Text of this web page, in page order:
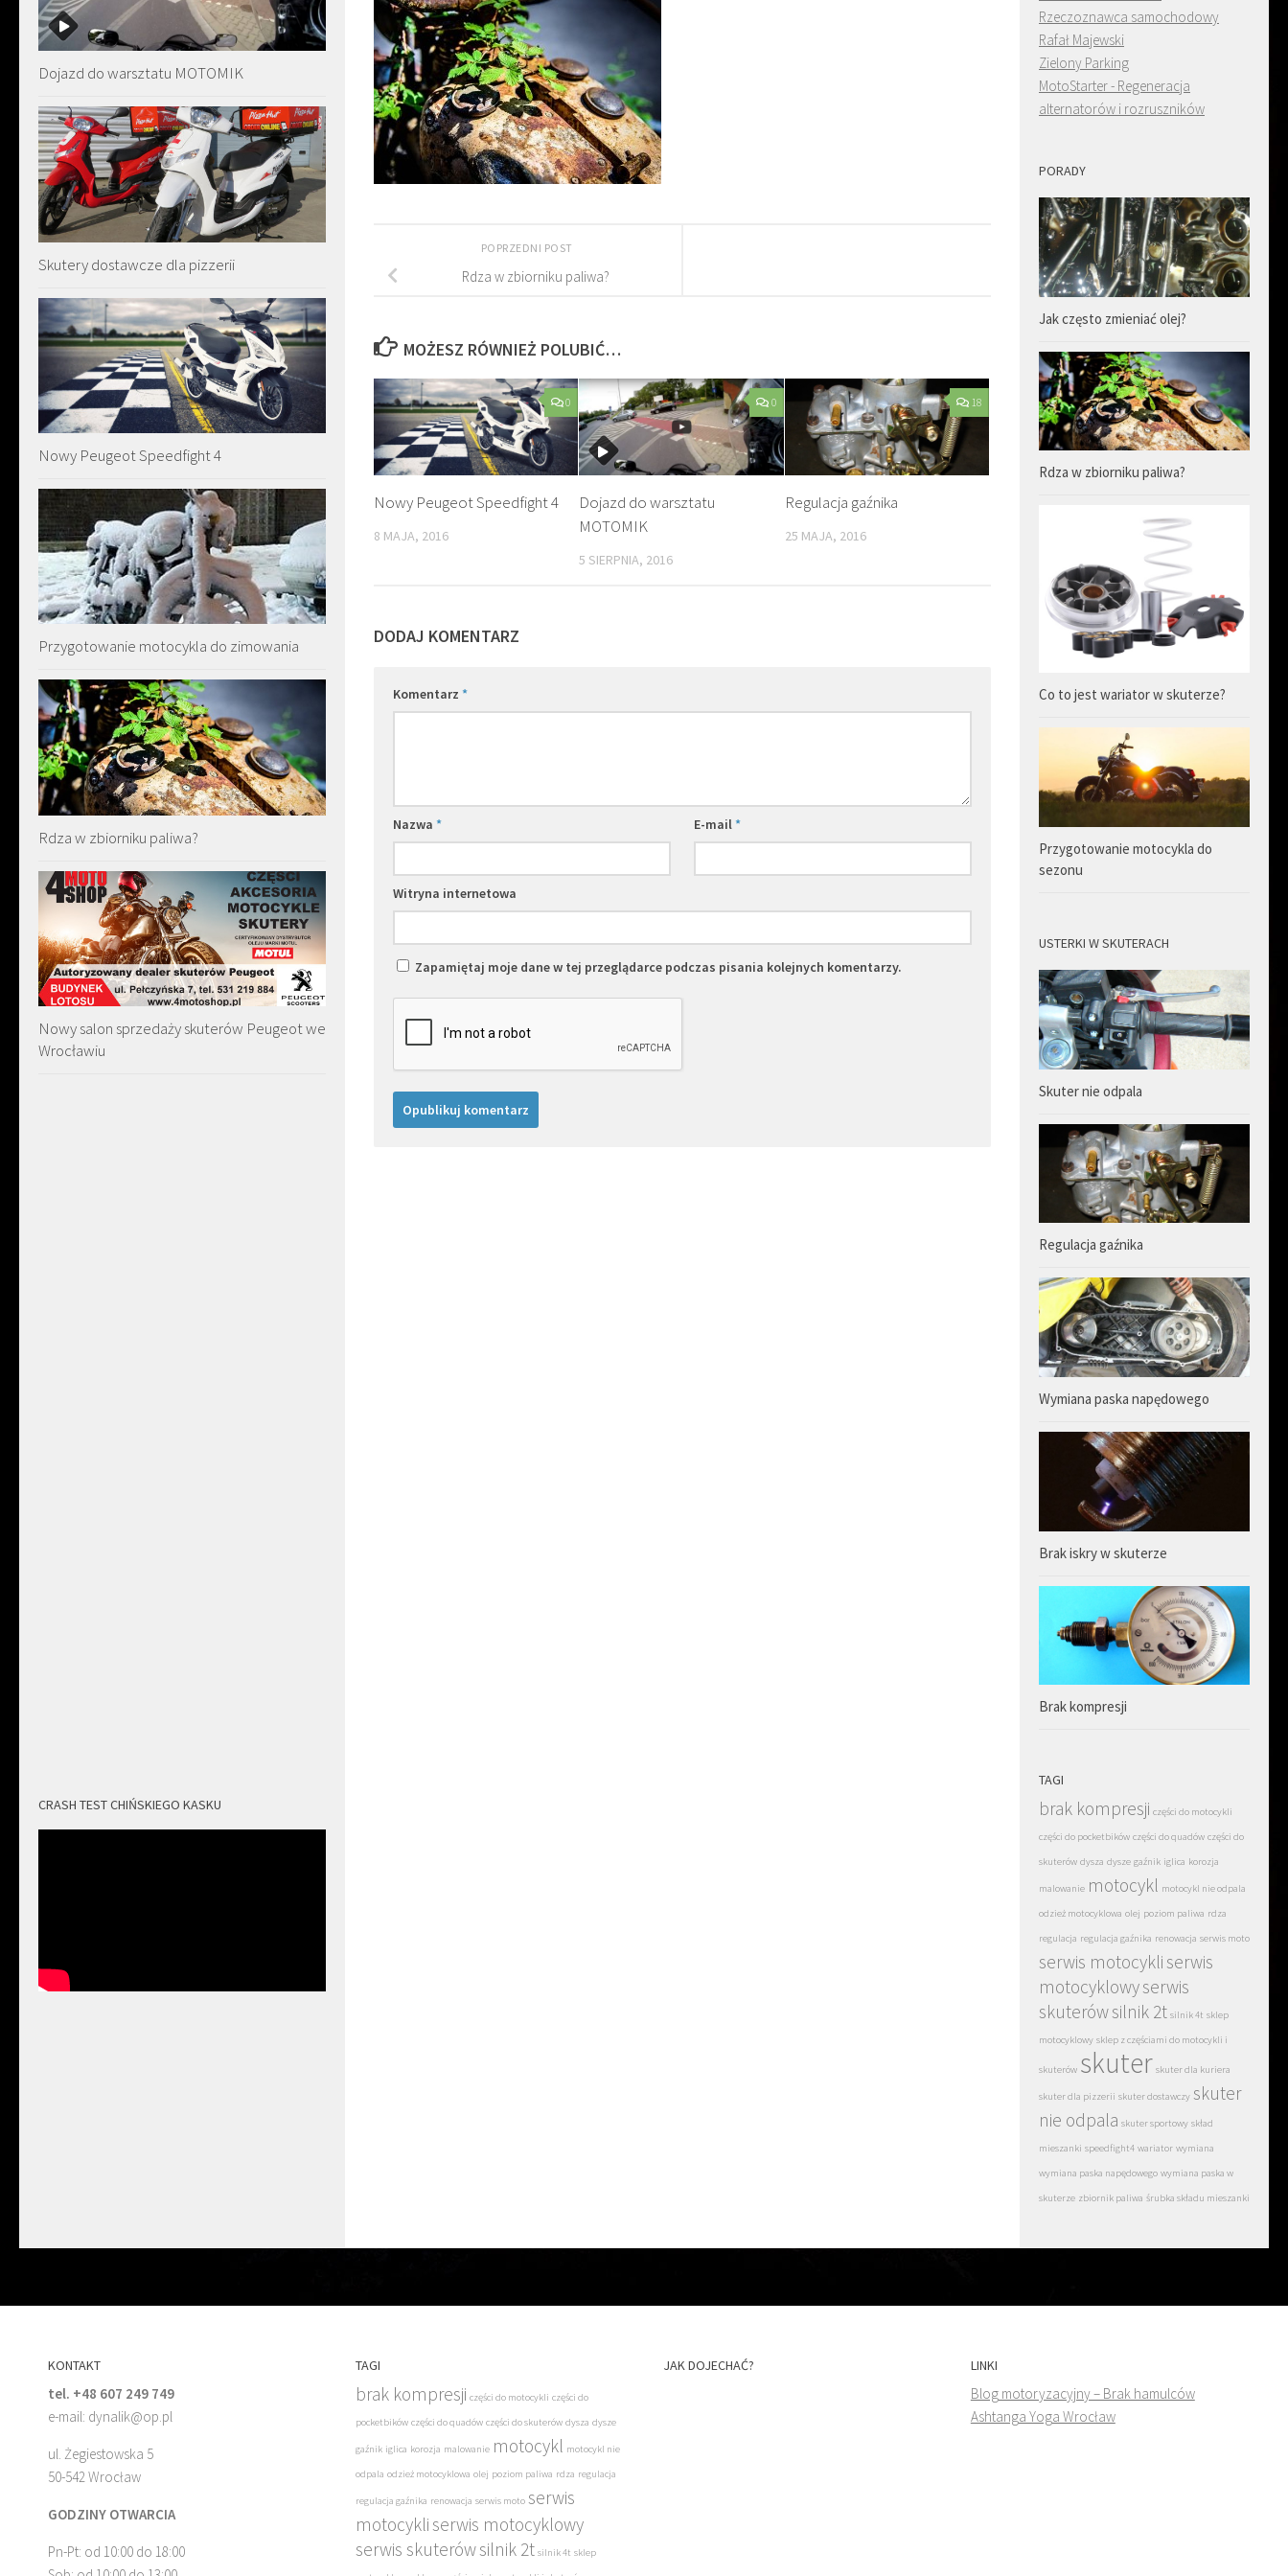
POPRZEDNI POST
Rdza w zbiorniku paliwa?
MOŻESZ RÓWNIEŻ POLUBIĆ…
0
Nowy Peugeot Speedfight 4
8 MAJA, 2016
0
Dojazd do warsztatu
MOTOMIK
5 SIERPNIA, 2016
18
Regulacja gaźnika
25 MAJA, 2016
DODAJ KOMENTARZ
Komentarz *
Nazwa * E-mail*
Witryna internetowa
Zapamiętaj moje dane w tej przeglądarce podczas pisania kolejnych komentarzy.
Dojazd do warsztatu MOTOMIK
Skutery dostawcze dla pizzerii
Nowy Peugeot Speedfight 4
Przygotowanie motocykla do zimowania
Rdza w zbiorniku paliwa?
Nowy salon sprzedaży skuterów Peugeot we
Wrocławiu
CRASH TEST CHIŃSKIEGO KASKU
Rzeczoznawca samochodowy
Rafał Majewski
Zielony Parking
MotoStarter - Regeneracja
alternatorów i rozruszników
PORADY
Jak często zmieniać olej?
Rdza w zbiorniku paliwa?
Co to jest wariator w skuterze?
Przygotowanie motocykla do
sezonu
USTERKI W SKUTERACH
Skuter nie odpala
Regulacja gaźnika
Wymiana paska napędowego
Brak iskry w skuterze
Brak kompresji
TAGI
brak kompresji części do motocykli
części do pocketbików części do quadów części do
skuterów dysza dysze gaźnik iglica korozja
malowanie motocykl motocykl nie odpala
odzież motocyklowa olej poziom paliwa rdza
regulacja regulacja gaźnika renowacja serwis moto
serwis motocykliserwis
motocyklowyserwis
skuterówsilnik 2t silnik 4t sklep
motocyklowy sklep z częściami do motocykli i
skuterów skuter skuter dla kuriera
skuter dla pizzerii skuter dostawczy skuter
nie odpala skuter sportowy skład
mieszanki speedfight4 wariator wymiana
wymiana paska napędowego wymiana paska w
skuterze zbiornik paliwa śrubka składu mieszanki
KONTAKT
tel. +48 607 249 749
e-mail: dynalik@op.pl
ul. Żegiestowska 5
50-542 Wrocław
GODZINY OTWARCIA
Pn-Pt: od 10:00 do 18:00
TAGI
brak kompresji części do motocykli części do
pocketbików części do quadów części do skuterów dysza dysze
gaźnik iglica korozja malowanie motocykl motocykl nie
odpala odzież motocyklowa olej poziom paliwa rdza regulacja
regulacja gaźnika renowacja serwis moto serwis
motocykliserwis motocyklowy
serwis skuterówsilnik 2t silnik 4t sklep
JAK DOJECHAĆ? LINKI
Blog motoryzacyjny – Brak hamulców
Ashtanga Yoga Wrocław